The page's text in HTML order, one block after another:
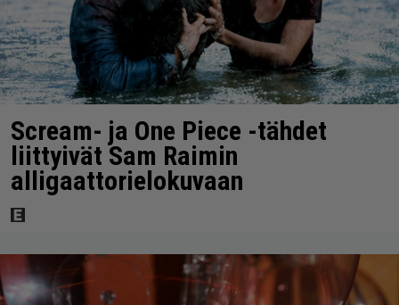
Scream- ja One Piece -tähdet
liittyivät Sam Raimin
alligaattorielokuvaan